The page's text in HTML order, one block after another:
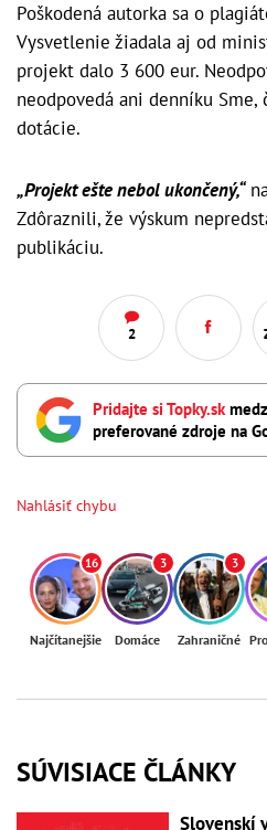
Poškodená autorka sa o
Vysvetlenie žiadala aj od
projekt dalo 3 600 eur.
neodpovedá ani denníku
dotácie.
„Projekt ešte nebol ukončený,“
Zdôraznili, že výskum
publikáciu.
2
Pridajte si Topky.sk
preferované zdroje na
Nahlásiť chybu
16
Najčítanejšie
3
Domáce
3
Zahraničné
SÚVISIACE ČLÁNKY
Slovenskí